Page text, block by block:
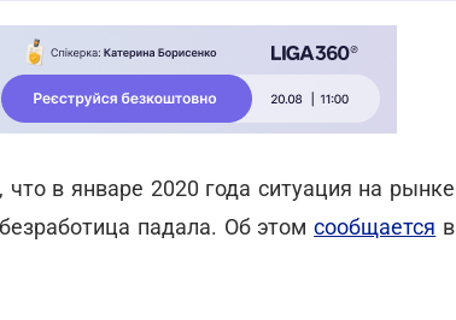
в январе 2020 года ситуация на рынке
падала. Об этомсообщается в